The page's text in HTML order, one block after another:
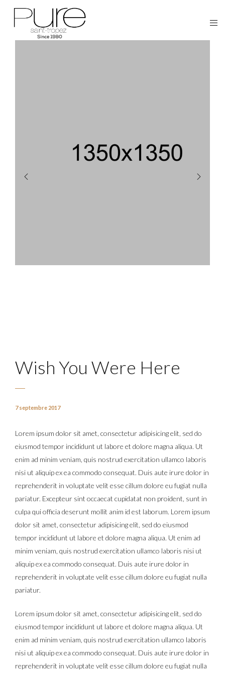
Wish You Were Here
7 septembre 2017
Lorem ipsum dolor sit amet, consectetur adipisicing elit, sed do
eiusmod tempor incididunt ut labore et dolore magna aliqua. Ut
enim ad minim veniam, quis nostrud exercitation ullamco laboris
nisi ut aliquip ex ea commodo consequat. Duis aute irure dolor in
reprehenderit in voluptate velit esse cillum dolore eu fugiat nulla
pariatur. Excepteur sint occaecat cupidatat non proident, sunt in
culpa qui officia deserunt mollit anim id est laborum. Lorem ipsum
dolor sit amet, consectetur adipisicing elit, sed do eiusmod
tempor incididunt ut labore et dolore magna aliqua. Ut enim ad
minim veniam, quis nostrud exercitation ullamco laboris nisi ut
aliquip ex ea commodo consequat. Duis aute irure dolor in
reprehenderit in voluptate velit esse cillum dolore eu fugiat nulla
pariatur.
Lorem ipsum dolor sit amet, consectetur adipisicing elit, sed do
eiusmod tempor incididunt ut labore et dolore magna aliqua. Ut
enim ad minim veniam, quis nostrud exercitation ullamco laboris
nisi ut aliquip ex ea commodo consequat. Duis aute irure dolor in
reprehenderit in voluptate velit esse cillum dolore eu fugiat nulla